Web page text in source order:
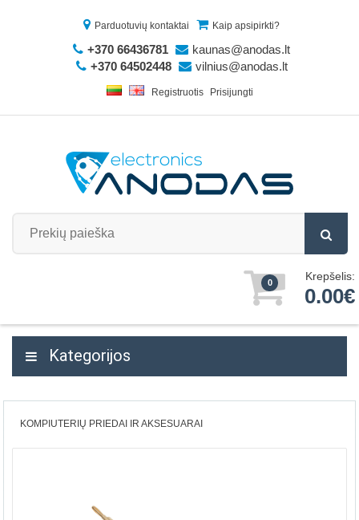
Parduotuvių kontaktai Kaip apsipirkti?
+370 66436781
kaunas@anodas.lt
+370 64502448
vilnius@anodas.lt
Registruotis Prisijungti
0 Krepšelis:
0.00€
Kategorijos
KOMPIUTERIŲ PRIEDAI IR AKSESUARAI